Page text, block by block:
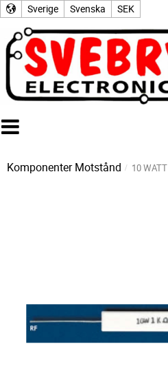
Sverige Svenska SEK
Komponenter Motstånd 10 WATT